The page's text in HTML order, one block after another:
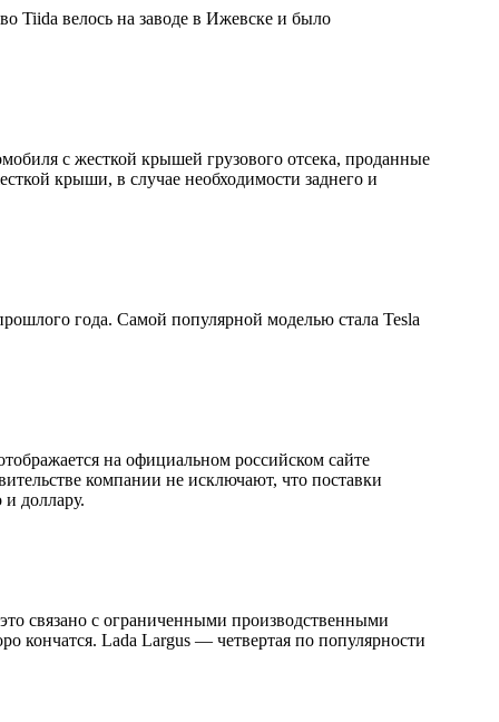
Tiida велось на заводе в Ижевске и было
с жесткой крышей грузового отсека, проданные
крыши, в случае необходимости заднего и
года. Самой популярной моделью стала Tesla
на официальном российском сайте
компании не исключают, что поставки
доллару.
связано с ограниченными производственными
кончатся. Lada Largus — четвертая по популярности